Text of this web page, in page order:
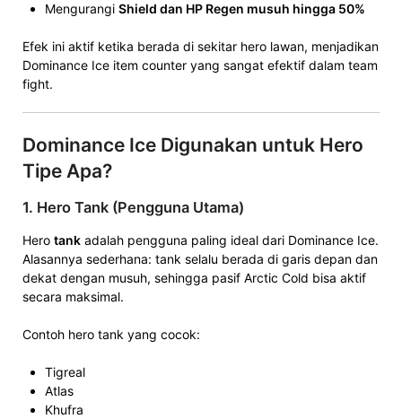
Mengurangi Shield dan HP Regen musuh hingga 50%
Efek ini aktif ketika berada di sekitar hero lawan, menjadikan
Dominance Ice item counter yang sangat efektif dalam team
fight.
Dominance Ice Digunakan untuk Hero
Tipe Apa?
1. Hero Tank (Pengguna Utama)
Hero tank adalah pengguna paling ideal dari Dominance Ice.
Alasannya sederhana: tank selalu berada di garis depan dan
dekat dengan musuh, sehingga pasif Arctic Cold bisa aktif
secara maksimal.
Contoh hero tank yang cocok:
Tigreal
Atlas
Khufra